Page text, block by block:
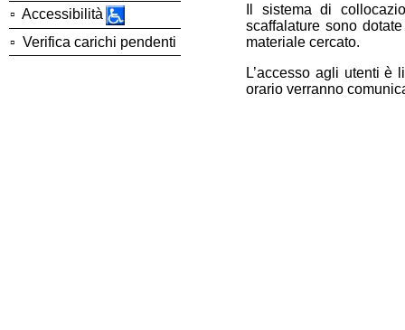
Il sistema di
scaffalature sono
materiale cercato.
L’accesso agli utenti
orario verranno
▫ Accessibilità
▫ Verifica carichi pendenti